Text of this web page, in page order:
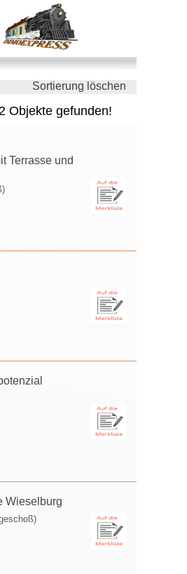
Sortierung löschen
Objekte gefunden!
Terrasse und
Wieselburg